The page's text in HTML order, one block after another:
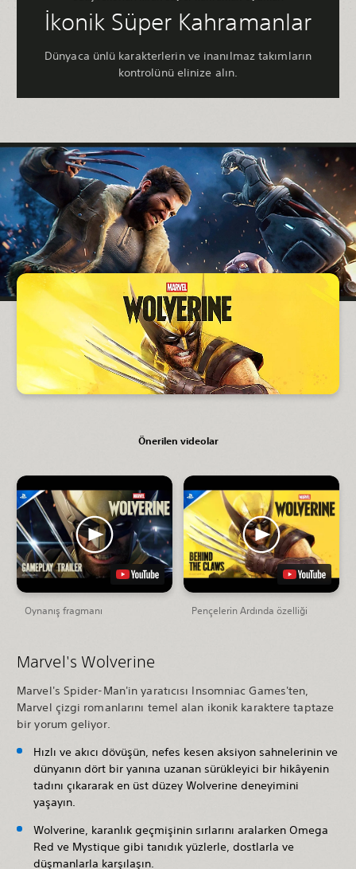
İkonik Süper Kahramanlar
Dünyaca ünlü karakterlerin ve inanılmaz takımların
kontrolünü elinize alın.
Önerilen videolar
Oynanış fragmanı Pençelerin Ardında özelliği
Marvel's Wolverine
Marvel's Spider-Man'in yaratıcısı Insomniac Games'ten,
Marvel çizgi romanlarını temel alan ikonik karaktere taptaze
bir yorum geliyor.
Hızlı ve akıcı dövüşün, nefes kesen aksiyon sahnelerinin ve
dünyanın dört bir yanına uzanan sürükleyici bir hikâyenin
tadını çıkararak en üst düzey Wolverine deneyimini
yaşayın.
Wolverine, karanlık geçmişinin sırlarını aralarken Omega
Red ve Mystique gibi tanıdık yüzlerle, dostlarla ve
düşmanlarla karşılaşın.